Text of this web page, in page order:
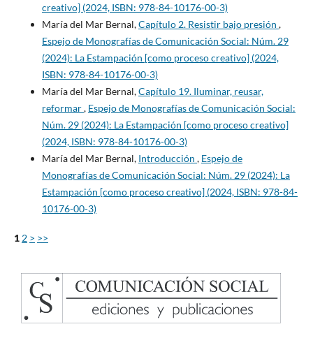
creativo] (2024, ISBN: 978-84-10176-00-3)
María del Mar Bernal,Capítulo 2. Resistir bajo presión ,
Espejo de Monografías de Comunicación Social: Núm. 29
(2024): La Estampación [como proceso creativo] (2024,
ISBN: 978-84-10176-00-3)
María del Mar Bernal,Capítulo 19. Iluminar, reusar,
reformar, Espejo de Monografías de Comunicación Social:
Núm. 29 (2024): La Estampación [como proceso creativo]
(2024, ISBN: 978-84-10176-00-3)
María del Mar Bernal, Introducción , Espejo de
Monografías de Comunicación Social: Núm. 29 (2024): La
Estampación [como proceso creativo] (2024, ISBN: 978-84-
10176-00-3)
1 2 > >>